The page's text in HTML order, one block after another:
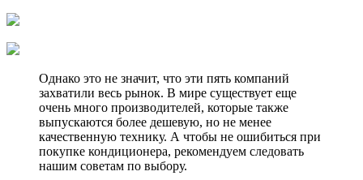
Однако это не значит, что эти пять компаний
захватили весь рынок. В мире существует еще
очень много производителей, которые также
выпускаются более дешевую, но не менее
качественную технику. А чтобы не ошибиться при
покупке кондиционера, рекомендуем следовать
нашим советам по выбору.